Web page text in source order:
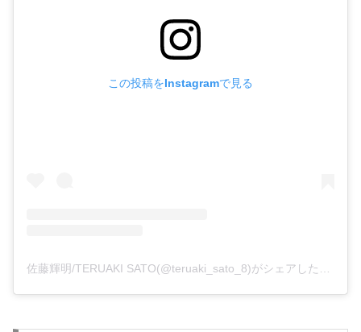
この投稿をInstagramで見る